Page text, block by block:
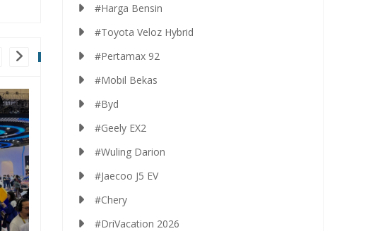
Hitung-hitungan Harga Mobil
Listrik Tanpa Insentif 2026, BYD
Atto 1 Jadi Rp 300 Jutaan?
#Harga Bensin
#Toyota Veloz Hybrid
#Pertamax 92
#Mobil Bekas
#Byd
#Geely EX2
#Wuling Darion
#Jaecoo J5 EV
#Chery
#DriVacation 2026